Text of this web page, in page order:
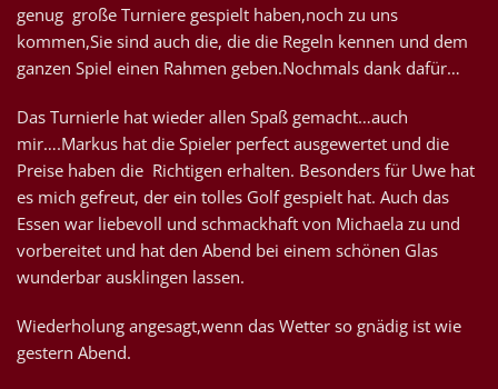
genug große Turniere gespielt haben,noch zu uns
kommen,Sie sind auch die, die die Regeln kennen und dem
ganzen Spiel einen Rahmen geben.Nochmals dank dafür…
Das Turnierle hat wieder allen Spaß gemacht…auch
mir….Markus hat die Spieler perfect ausgewertet und die
Preise haben die Richtigen erhalten. Besonders für Uwe hat
es mich gefreut, der ein tolles Golf gespielt hat. Auch das
Essen war liebevoll und schmackhaft von Michaela zu und
vorbereitet und hat den Abend bei einem schönen Glas
wunderbar ausklingen lassen.
Wiederholung angesagt,wenn das Wetter so gnädig ist wie
gestern Abend.